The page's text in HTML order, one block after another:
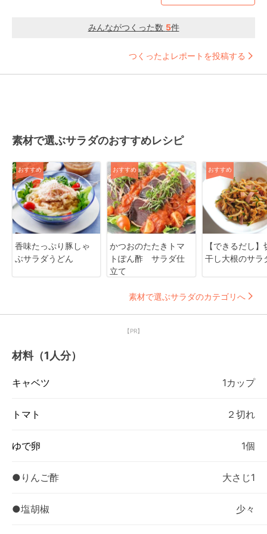
みんながつくった数 5件
つくったよレポートを投稿する
素材で選ぶサラダのおすすめレシピ
おすすめ
香味たっぷり豚しゃ
ぶサラダうどん
おすすめ
かつおのたたきトマ
トぽん酢 サラダ仕
立て
おすすめ
【できるだし】
干し大根のサラ
素材で選ぶサラダのカテゴリへ
【PR】
材料（1人分）
キャベツ 1カップ
トマト ２切れ
ゆで卵 1個
●りんご酢 大さじ1
●塩胡椒 少々